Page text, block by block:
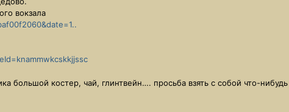
вокзала
большой костер, чай, глинтвейн…. просьба взять с собой что-